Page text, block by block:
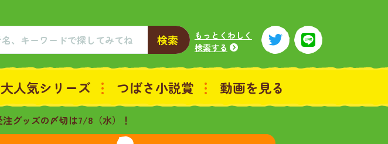
検索
もっとくわしく
検索する
大人気シリーズ つばさ小説賞 動画を見る
グッズの〆切は7/8（水）！